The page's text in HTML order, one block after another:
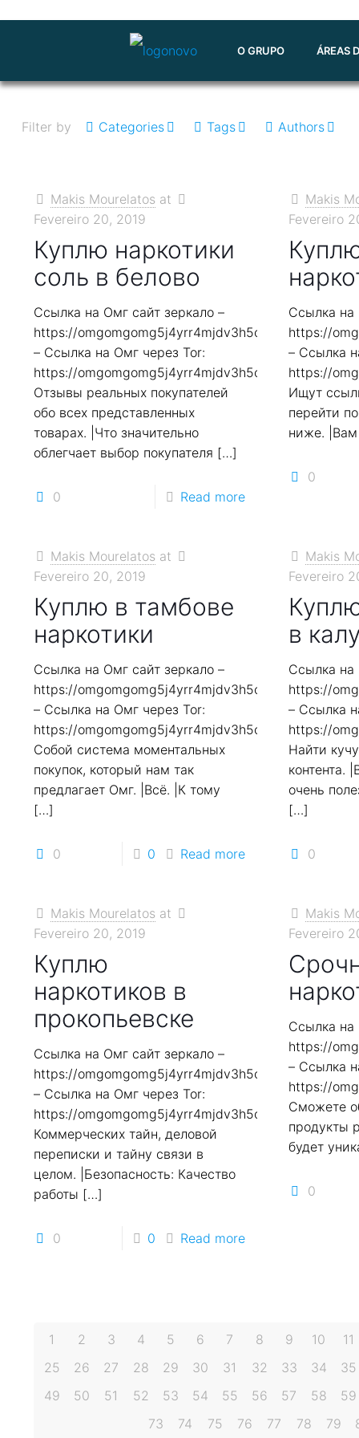
O GRUPO ÁREAS
Filter by Categories Tags Authors
Makis Mourelatos at
Fevereiro 20, 2019
Куплю наркотики
соль в белово
Ссылка на Омг сайт зеркало –
https://
– Ссылка на Омг через Tor:
https://
Отзывы реальных покупателей
обо всех представленных
товарах. |Что значительно
облегчает выбор покупателя […]
0 Read more
Makis
Fevereiro
Ссылка на
https://
– Ссылка
https://
Ищут
перейти
ниже. |Вам
0
Makis Mourelatos at
Fevereiro 20, 2019
Куплю в тамбове
наркотики
Ссылка на Омг сайт зеркало –
https://
– Ссылка на Омг через Tor:
https://
Собой система моментальных
покупок, который нам так
предлагает Омг. |Всё. |К тому
[…]
0 0 Read more
Makis
Fevereiro
в
Ссылка на
https://
– Ссылка
https://
Найти
контента.
очень
[…]
0
Makis Mourelatos at
Fevereiro 20, 2019
Куплю
наркотиков в
прокопьевске
Ссылка на Омг сайт зеркало –
https://
– Ссылка на Омг через Tor:
https://
Коммерческих тайн, деловой
переписки и тайну связи в
целом. |Безопасность: Качество
работы […]
0 0 Read more
Makis
Fevereiro
Ссылка на
https://
– Ссылка
https://
Сможете
продукты
будет
0
1 2 3 4 5 6 7 8 9 10
11
25
26 27 28 29 30 31 32 33 34
35
49
50 51 52 53 54 55 56 57 58
59
73
74 75 76 77 78 79